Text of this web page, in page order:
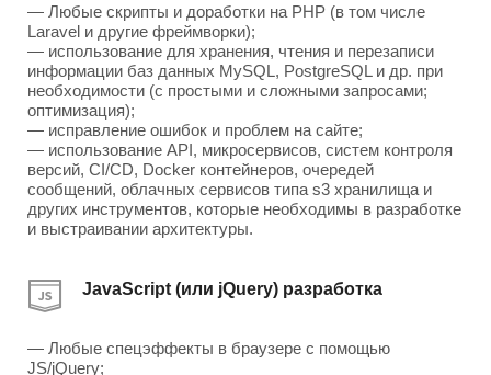
— Любые скрипты и доработки на PHP (в том числе
Laravel и другие фреймворки);
— использование для хранения, чтения и перезаписи
информации баз данных MySQL, PostgreSQL и др. при
необходимости (с простыми и сложными запросами;
оптимизация);
— исправление ошибок и проблем на сайте;
— использование API, микросервисов, систем контроля
версий, CI/CD, Docker контейнеров, очередей
сообщений, облачных сервисов типа s3 хранилища и
других инструментов, которые необходимы в разработке
и выстраивании архитектуры.
JavaScript (или jQuery) разработка
— Любые спецэффекты в браузере с помощью
JS/jQuery;